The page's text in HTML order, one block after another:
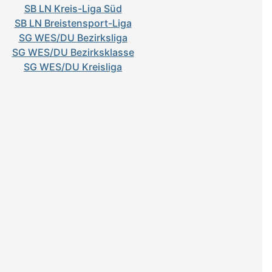
SB LN Kreis-Liga Süd
SB LN Breistensport-Liga
SG WES/DU Bezirksliga
SG WES/DU Bezirksklasse
SG WES/DU Kreisliga